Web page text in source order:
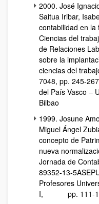
2000. José
Saitua Iribar,
contabilidad en la
Ciencias del
de Relaciones
sobre la
ciencias del
7048, pp. 245-
del País Vasco –
1999. Josune
Miguel Ángel
concepto de
nueva
Jornada de
89352-13-
Profesores
I, pp.